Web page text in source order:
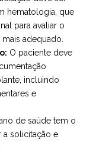
hematologia, que
para avaliar o
adequado.
O paciente deve
incluindo
e
de saúde tem o
a solicitação e